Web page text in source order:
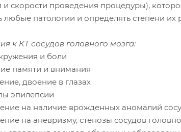
и скорости проведения процедуры),
любые патологии и определять степени их
к КТ сосудов головного мозга:
и боли
памяти и внимания
двоение в глазах
эпилепсии
на наличие врожденных аномалий
на аневризму, стенозы сосудов